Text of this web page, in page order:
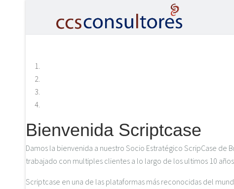
Bienvenida Scriptcase
Damos la bienvenida a nuestro Socio Estratégico ScripCase
trabajado con multiples clientes a lo largo de los ultimos 10
Scriptcase en una de las plataformas más reconocidas del